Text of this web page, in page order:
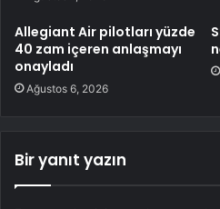
Allegiant Air pilotları yüzde
40 zam içeren anlaşmayı
onayladı
Ağustos 6, 2026
Bir yanıt yazın